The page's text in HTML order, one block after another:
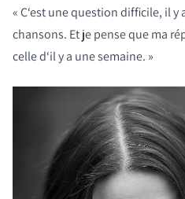
« C‘est une question difficile, il
chansons. Et je pense que ma
celle d‘il y a une semaine. »